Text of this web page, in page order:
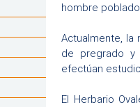
hombre
Actualmente, la
de pregrado y
efectúan
El Herbario